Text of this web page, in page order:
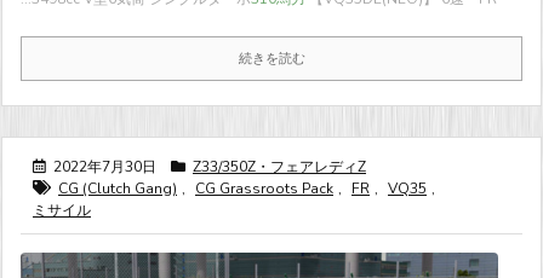
続きを読む
2022年7月30日
Z33/350Z・フェアレディZ
CG (Clutch Gang) , CG Grassroots Pack , FR , VQ35 ,
ミサイル